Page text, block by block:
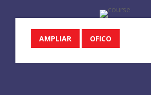
AMPLIAR OFICO